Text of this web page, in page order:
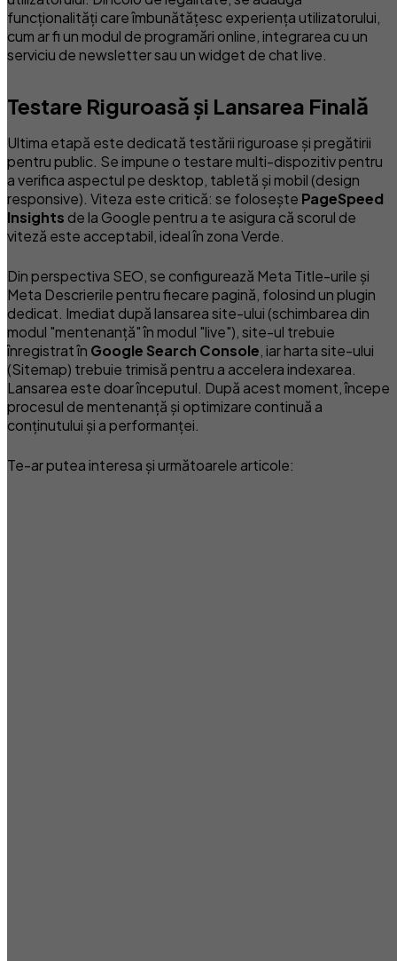
funcționalități care îmbunătățesc experiența utilizatorului,
cum ar fi un modul de programări online, integrarea cu un
serviciu de newsletter sau un widget de chat live.
Testare Riguroasă și Lansarea Finală
Ultima etapă este dedicată testării riguroase și pregătirii
pentru public. Se impune o testare multi-dispozitiv pentru
a verifica aspectul pe desktop, tabletă și mobil (design
responsive). Viteza este critică: se folosește PageSpeed
Insights de la Google pentru a te asigura că scorul de
viteză este acceptabil, ideal în zona Verde.
Din perspectiva SEO, se configurează Meta Title-urile și
Meta Descrierile pentru fiecare pagină, folosind un plugin
dedicat. Imediat după lansarea site-ului (schimbarea din
modul "mentenanță" în modul "live"), site-ul trebuie
înregistrat în Google Search Console, iar harta site-ului
(Sitemap) trebuie trimisă pentru a accelera indexarea.
Lansarea este doar începutul. După acest moment, începe
procesul de mentenanță și optimizare continuă a
conținutului și a performanței.
Te-ar putea interesa și următoarele articole: